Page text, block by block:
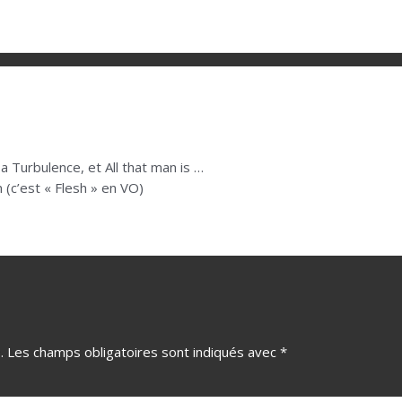
Turbulence, et All that man is …
« Flesh » en VO)
Les champs obligatoires sont indiqués avec *